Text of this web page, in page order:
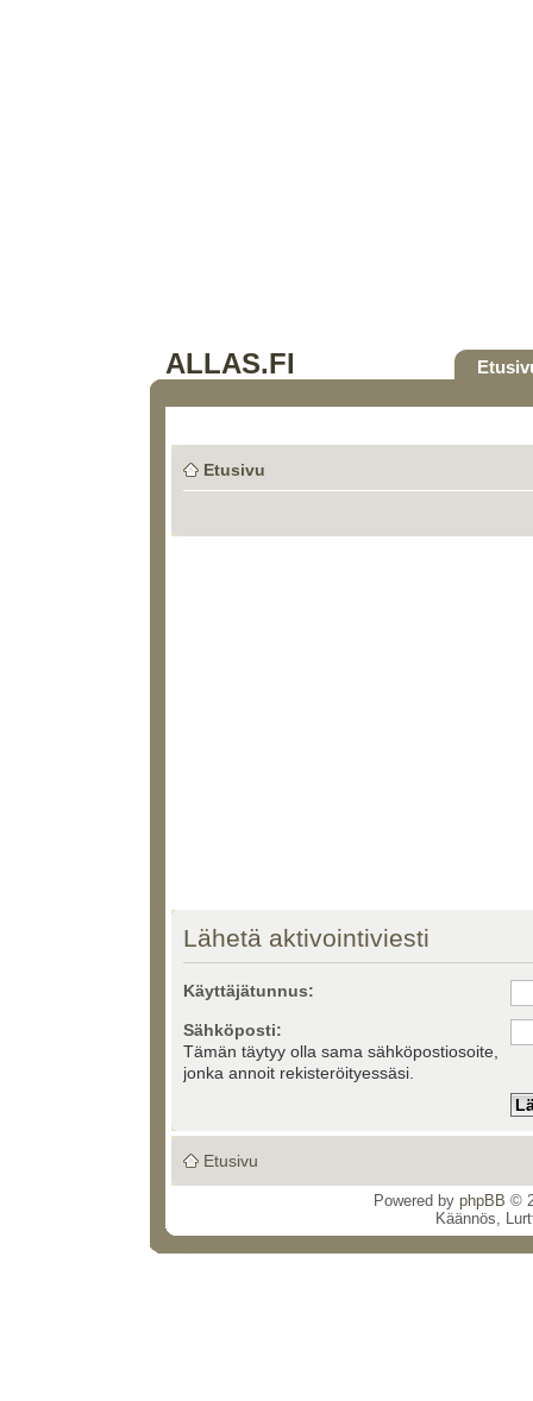
ALLAS.FI
Etusivu
Lähetä aktivointiviesti
Käyttäjätunnus:
Sähköposti:
Tämän täytyy olla sama sähköpostiosoite,
jonka annoit rekisteröityessäsi.
Etusivu
Powered by phpBB ©
Käännös,